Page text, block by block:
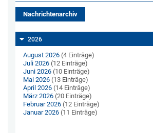
Nachrichtenarchiv
2026
August 2026(4 Einträge)
Juli 2026(12 Einträge)
Juni 2026(10 Einträge)
Mai 2026(13 Einträge)
April 2026(14 Einträge)
März 2026(20 Einträge)
Februar 2026(12 Einträge)
Januar 2026(11 Einträge)